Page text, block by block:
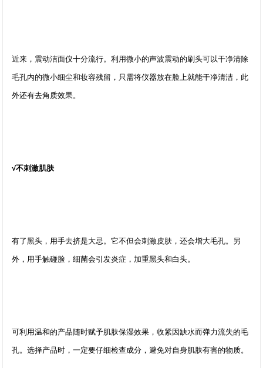
近来，震动洁面仪十分流行。利用微小的声波震动的刷头可以干净清除
毛孔内的微小细尘和妆容残留，只需将仪器放在脸上就能干净清洁，此
外还有去角质效果。
√不刺激肌肤
有了黑头，用手去挤是大忌。它不但会刺激皮肤，还会增大毛孔。另
外，用手触碰脸，细菌会引发炎症，加重黑头和白头。
可利用温和的产品随时赋予肌肤保湿效果，收紧因缺水而弹力流失的毛
孔。选择产品时，一定要仔细检查成分，避免对自身肌肤有害的物质。